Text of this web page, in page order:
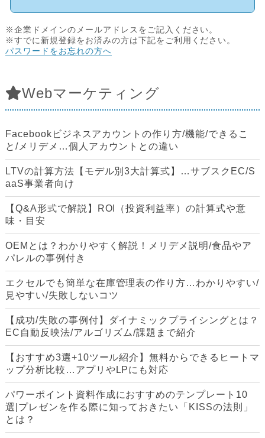
※企業ドメインのメールアドレスをご記入ください。
※すでに新規登録をお済みの方は下記をご利用ください。
パスワードをお忘れの方へ
Webマーケティング
Facebookビジネスアカウントの作り方/機能/できるこ
と/メリデメ…個人アカウントとの違い
LTVの計算方法【モデル別3大計算式】…サブスクEC/S
aaS事業者向け
【Q&A形式で解説】ROI（投資利益率）の計算式や意
味・目安
OEMとは？わかりやすく解説！メリデメ説明/食品やア
パレルの事例付き
エクセルでも簡単な在庫管理表の作り方…わかりやすい/
見やすい/失敗しないコツ
【成功/失敗の事例付】ダイナミックプライシングとは？
EC自動反映法/アルゴリズム/課題まで紹介
【おすすめ3選+10ツール紹介】無料からできるヒートマ
ップ分析比較…アプリやLPにも対応
パワーポイント資料作成におすすめのテンプレート10
選|プレゼンを作る際に知っておきたい「KISSの法則」
とは？